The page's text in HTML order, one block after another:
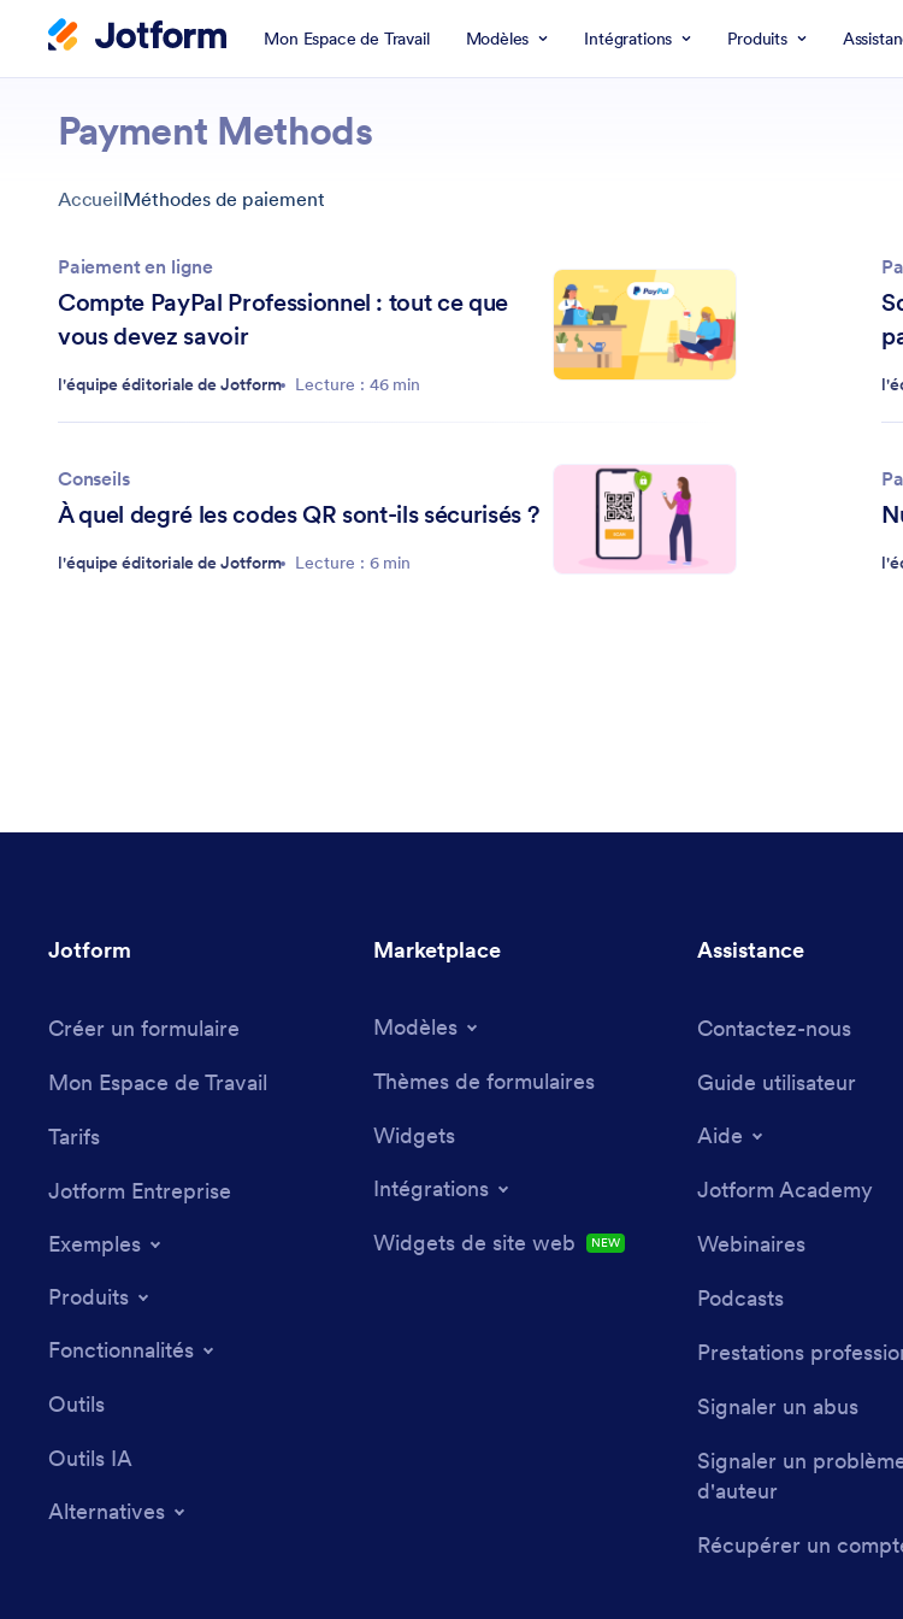
Mon Espace de Travail Modèles Intégrations Produits
Payment Methods
AccueilMéthodes de paiement
Paiement en ligne
Compte PayPal Professionnel : tout ce que
vous devez savoir
l'équipe éditoriale de Jotform Lecture : 46 min
Conseils
À quel degré les codes QR sont-ils sécurisés ?
l'équipe éditoriale de Jotform Lecture : 6 min
Jotform
Créer un formulaire
Mon Espace de Travail
Tarifs
Jotform Entreprise
Exemples
Produits
Fonctionnalités
Outils
Outils IA
Alternatives
Marketplace
Modèles
Thèmes de formulaires
Widgets
Intégrations
Widgets de site web
NEW
Assistance
Contactez-nous
Guide utilisateur
Aide
Jotform Academy
Webinaires
Podcasts
Prestations
Signaler un abus
Signaler un
d'auteur
Récupérer un